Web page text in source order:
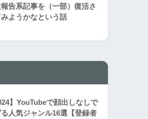
告系記事を（一部）復活さ
ようかなという話
】YouTubeで顔出しなしで
人気ジャンル16選【登録者